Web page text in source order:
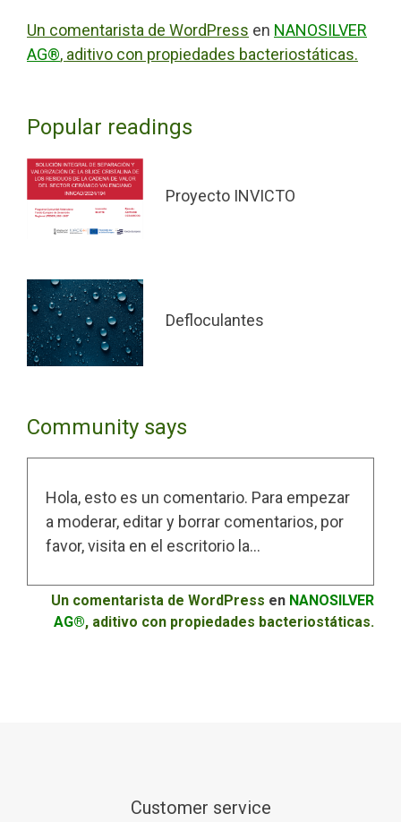
Un comentarista de WordPress en NANOSILVER
AG®, aditivo con propiedades bacteriostáticas.
Popular readings
Proyecto INVICTO
Defloculantes
Community says
Hola, esto es un comentario. Para empezar
a moderar, editar y borrar comentarios, por
favor, visita en el escritorio la…
Un comentarista de WordPress en NANOSILVER
AG®, aditivo con propiedades bacteriostáticas.
Customer service